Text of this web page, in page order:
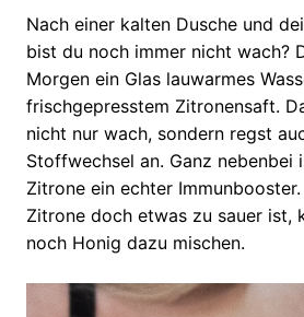
Nach einer kalten Dusche und
bist du noch immer nicht wach?
Morgen ein Glas lauwarmes
frischgepresstem Zitronensaft.
nicht nur wach, sondern regst
Stoffwechsel an. Ganz nebenbei
Zitrone ein echter
Zitrone doch etwas zu sauer ist,
noch Honig dazu mischen.